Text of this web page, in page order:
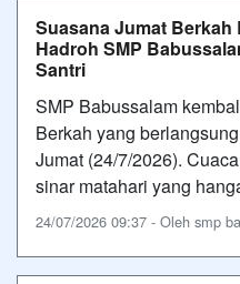
Suasana Jumat
Hadroh SMP
Santri
SMP Babussalam
Berkah yang
Jumat (24/7/2026).
sinar matahari yang
24/07/2026 09:37 - Oleh smp